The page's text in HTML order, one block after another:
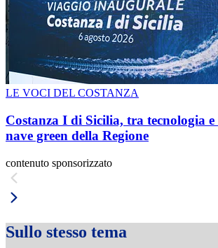
LE VOCI DEL COSTANZA
Costanza I di Sicilia, tra tecnologia
nave green della Regione
contenuto sponsorizzato
Sullo stesso tema